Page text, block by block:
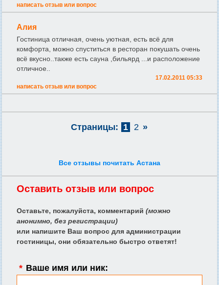
написать отзыв или вопрос
Алия
Гостиница отличная, очень уютная, есть всё для
комфорта, можно спуститься в ресторан покушать очень
всё вкусно..также есть сауна ,бильярд ...и расположение
отличное..
17.02.2011 05:33
написать отзыв или вопрос
Страницы: 1 2 »
Все отзывы почитать Астана
Оставить отзыв или вопрос
Оставьте, пожалуйста, комментарий (можно
анонимно, без регистрации)
или напишите Ваш вопрос для администрации
гостиницы, они обязательно быстро ответят!
* Ваше имя или ник: